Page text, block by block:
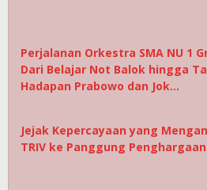
Perjalanan Orkestra SMA NU 1
Dari Belajar Not Balok hingga
Hadapan Prabowo dan Jok…
Jejak Kepercayaan yang
TRIV ke Panggung Penghargaan